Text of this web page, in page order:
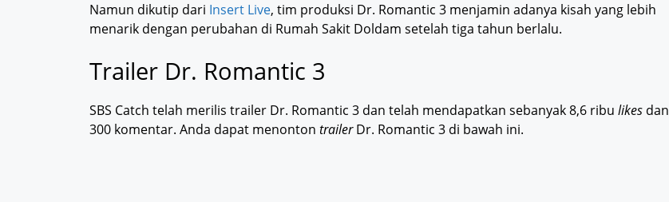
Namun dikutip dari Insert Live, tim produksi Dr. Romantic 3 menjamin adanya kisah yang lebih
menarik dengan perubahan di Rumah Sakit Doldam setelah tiga tahun berlalu.
Trailer Dr. Romantic 3
SBS Catch telah merilis trailer Dr. Romantic 3 dan telah mendapatkan sebanyak 8,6 ribu likes dan
300 komentar. Anda dapat menonton trailerDr. Romantic 3 di bawah ini.